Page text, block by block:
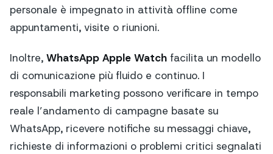
personale è impegnato in attività offline come
appuntamenti, visite o riunioni.
Inoltre, WhatsApp Apple Watch facilita un modello
di comunicazione più fluido e continuo. I
responsabili marketing possono verificare in tempo
reale l’andamento di campagne basate su
WhatsApp, ricevere notifiche su messaggi chiave,
richieste di informazioni o problemi critici segnalati